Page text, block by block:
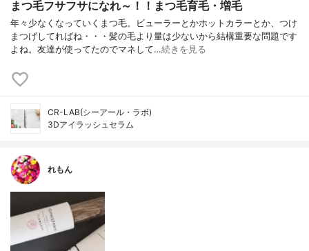
まつ毛フサフサになれ～！！まつ毛育毛・増毛
年々少なくなっていくまつ毛。ビューラーとかホットカラーとか、つけ
まつげしてればね・・・髪の毛より量は少ないから結構重要な問題です
よね。友達が使ってたのでマネして…続きを見る
CR-LAB(シーアール・ラボ)
3Dアイラッシュセラム
れもん